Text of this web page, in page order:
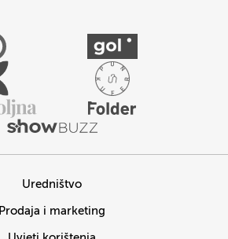
Uredništvo
Prodaja i marketing